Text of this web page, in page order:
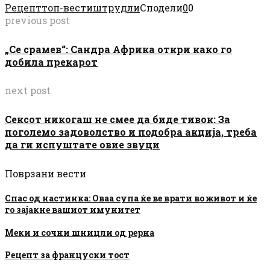
Рецепттоп-вестиштрудлиСподели00
previous post
„Се срамев“: Сандра Африка откри како го
добила прекарот
next post
Сексот никогаш не смее да биде тивок: За
поголемо задоволство и подобра акција, треба
да ги испуштате овие звуци
Поврзани вести
Спас од настинка: Оваа супа ќе ве врати во живот и ќе
го зајакне вашиот имунитет
Меки и сочни шницли од рерна
Рецепт за француски тост